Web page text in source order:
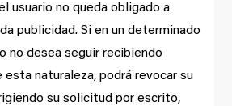
usuario no queda obligado a
publicidad. Si en un determinado
no desea seguir recibiendo
esta naturaleza, podrá revocar su
su solicitud por escrito,